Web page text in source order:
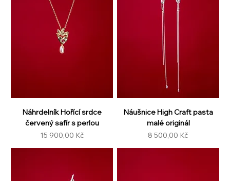
Náhrdelník Hořící srdce
červený safír s perlou
Cena
15 900,00 Kč
Náušnice High Craft pasta
malé originál
Cena
8 500,00 Kč